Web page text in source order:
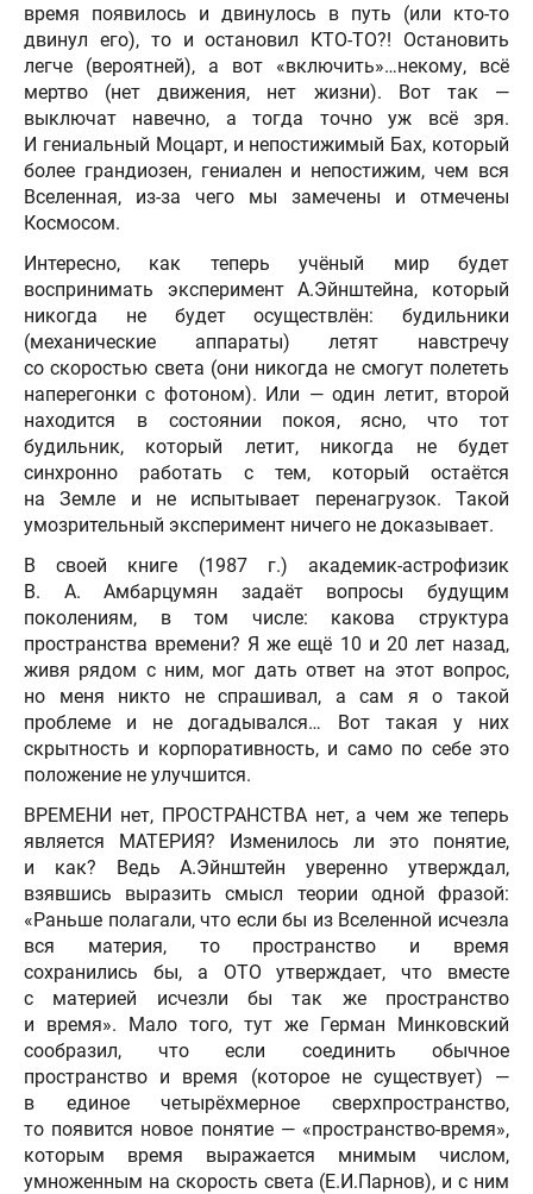
время появилось и двинулось в путь (или кто-то
двинул его), то и остановил КТО-ТО?! Остановить
легче (вероятней), а вот «включить»…некому, всё
мертво (нет движения, нет жизни). Вот так —
выключат навечно, а тогда точно уж всё зря.
И гениальный Моцарт, и непостижимый Бах, который
более грандиозен, гениален и непостижим, чем вся
Вселенная, из-за чего мы замечены и отмечены
Космосом.
Интересно, как теперь учёный мир будет
воспринимать эксперимент А.Эйнштейна, который
никогда не будет осуществлён: будильники
(механические аппараты) летят навстречу
со скоростью света (они никогда не смогут полететь
наперегонки с фотоном). Или — один летит, второй
находится в состоянии покоя, ясно, что тот
будильник, который летит, никогда не будет
синхронно работать с тем, который остаётся
на Земле и не испытывает перенагрузок. Такой
умозрительный эксперимент ничего не доказывает.
В своей книге (1987 г.) академик-астрофизик
В. А. Амбарцумян задаёт вопросы будущим
поколениям, в том числе: какова структура
пространства времени? Я же ещё 10 и 20 лет назад,
живя рядом с ним, мог дать ответ на этот вопрос,
но меня никто не спрашивал, а сам я о такой
проблеме и не догадывался… Вот такая у них
скрытность и корпоративность, и само по себе это
положение не улучшится.
ВРЕМЕНИ нет, ПРОСТРАНСТВА нет, а чем же теперь
является МАТЕРИЯ? Изменилось ли это понятие,
и как? Ведь А.Эйнштейн уверенно утверждал,
взявшись выразить смысл теории одной фразой:
«Раньше полагали, что если бы из Вселенной исчезла
вся материя, то пространство и время
сохранились бы, а ОТО утверждает, что вместе
с материей исчезли бы так же пространство
и время». Мало того, тут же Герман Минковский
сообразил, что если соединить обычное
пространство и время (которое не существует) —
в единое четырёхмерное сверхпространство,
то появится новое понятие — «пространство-время»,
которым время выражается мнимым числом,
умноженным на скорость света (Е.И.Парнов), и с ним